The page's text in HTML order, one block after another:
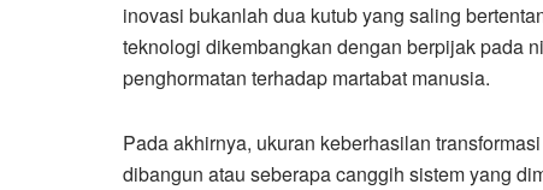
inovasi bukanlah dua kutub yang saling
teknologi dikembangkan dengan berpijak pada
penghormatan terhadap martabat manusia.
Pada akhirnya, ukuran keberhasilan
dibangun atau seberapa canggih sistem yang